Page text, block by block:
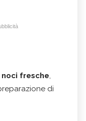
fresche,
di